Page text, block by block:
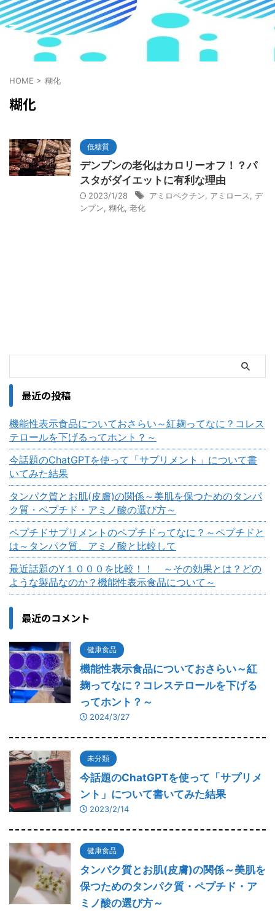
HOME > 糊化
糊化
低糖質
デンプンの老化はカロリーオフ！？パ
スタがダイエットに有利な理由
2023/1/28 アミロペクチン アミロース
デ
ンプン 糊化 老化
最近の投稿
機能性表示食品についておさらい～紅麹ってなに？コレス
テロールを下げるってホント？～
今話題のChatGPTを使って「サプリメント」について書
いてみた結果
タンパク質とお肌(皮膚)の関係～美肌を保つためのタンパ
ク質・ペプチド・アミノ酸の選び方～
ペプチドサプリメントのペプチドってなに？～ペプチドと
は～タンパク質、アミノ酸と比較して
最近話題のY１０００を比較！！ ～その効果とは？どの
ような製品なのか？機能性表示食品について～
最近のコメント
健康食品
機能性表示食品についておさらい～紅
麹ってなに？コレステロールを下げる
ってホント？～
2024/3/27
未分類
今話題のChatGPTを使って「サプリメ
ント」について書いてみた結果
2023/2/14
健康食品
タンパク質とお肌(皮膚)の関係～美肌を
保つためのタンパク質・ペプチド・ア
ミノ酸の選び方～